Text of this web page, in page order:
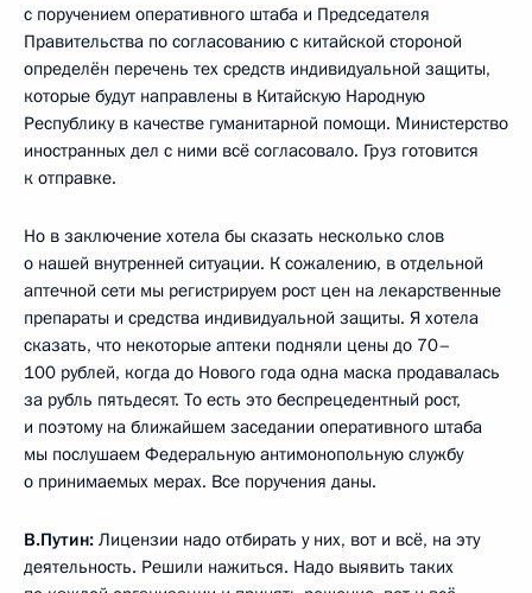
с поручением оперативного штаба и Председателя
Правительства по согласованию с китайской стороной
определён перечень тех средств индивидуальной защиты,
которые будут направлены в Китайскую Народную
Республику в качестве гуманитарной помощи. Министерство
иностранных дел с ними всё согласовало. Груз готовится
к отправке.
Но в заключение хотела бы сказать несколько слов
о нашей внутренней ситуации. К сожалению, в отдельной
аптечной сети мы регистрируем рост цен на лекарственные
препараты и средства индивидуальной защиты. Я хотела
сказать, что некоторые аптеки подняли цены до 70–
100 рублей, когда до Нового года одна маска продавалась
за рубль пятьдесят. То есть это беспрецедентный рост,
и поэтому на ближайшем заседании оперативного штаба
мы послушаем Федеральную антимонопольную службу
о принимаемых мерах. Все поручения даны.
В.Путин: Лицензии надо отбирать у них, вот и всё, на эту
деятельность. Решили нажиться. Надо выявить таких